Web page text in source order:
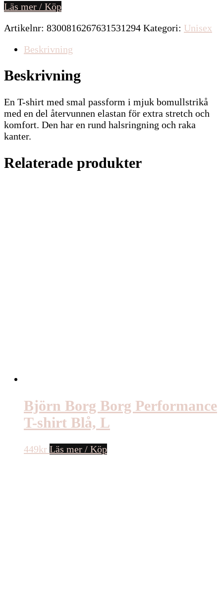
Läs mer / Köp
Artikelnr: 8300816267631531294 Kategori: Unisex
Beskrivning
Beskrivning
En T-shirt med smal passform i mjuk bomullstrikå
med en del återvunnen elastan för extra stretch och
komfort. Den har en rund halsringning och raka
kanter.
Relaterade produkter
Björn Borg Borg Performance
T-shirt Blå, L
449kr Läs mer / Köp